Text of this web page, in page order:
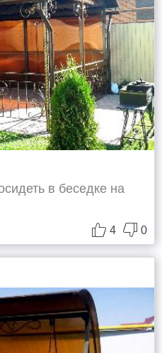
в беседке на
4 0